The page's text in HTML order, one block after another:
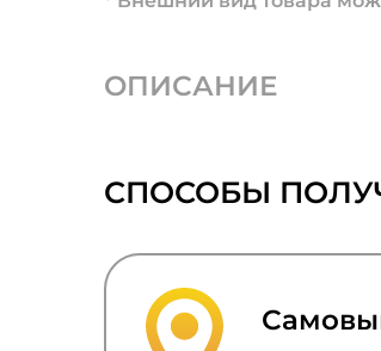
ОПИСАНИЕ
СПОСОБЫ